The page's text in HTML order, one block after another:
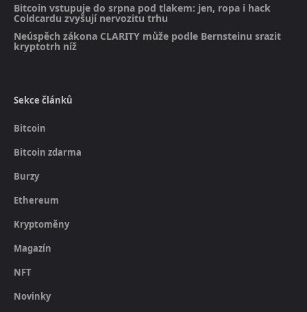
Bitcoin vstupuje do srpna pod tlakem: jen, ropa i hack
Coldcardu zvyšují nervozitu trhu
Neúspěch zákona CLARITY může podle Bernsteinu srazit
kryptotrh níž
Sekce článků
Bitcoin
Bitcoin zdarma
Burzy
Ethereum
Kryptoměny
Magazín
NFT
Novinky